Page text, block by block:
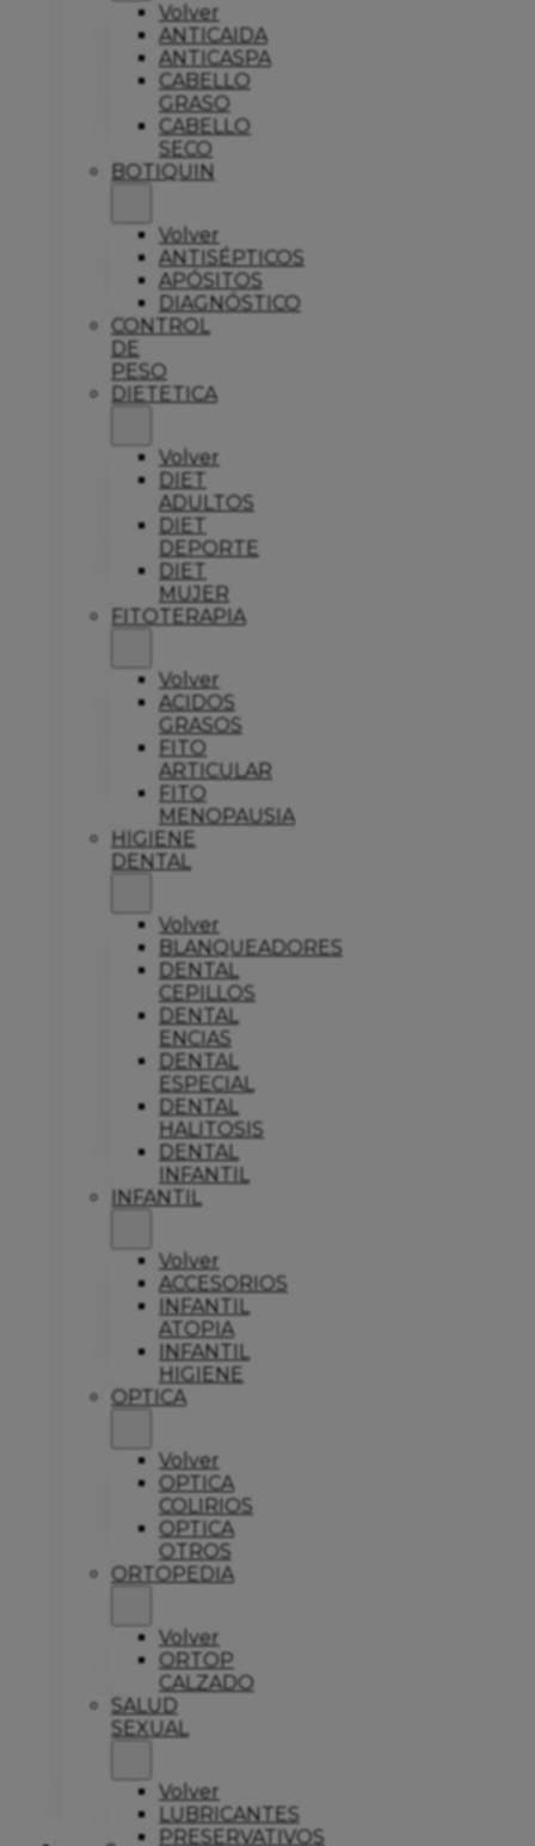
Volver
ANTICAIDA
ANTICASPA
CABELLO
GRASO
CABELLO
SECO
BOTIQUIN
Volver
ANTISÉPTICOS
APÓSITOS
DIAGNÓSTICO
CONTROL
DE
PESO
DIETETICA
Volver
DIET
ADULTOS
DIET
DEPORTE
DIET
MUJER
FITOTERAPIA
Volver
ACIDOS
GRASOS
FITO
ARTICULAR
FITO
MENOPAUSIA
HIGIENE
DENTAL
Volver
BLANQUEADORES
DENTAL
CEPILLOS
DENTAL
ENCIAS
DENTAL
ESPECIAL
DENTAL
HALITOSIS
DENTAL
INFANTIL
INFANTIL
Volver
ACCESORIOS
INFANTIL
ATOPIA
INFANTIL
HIGIENE
OPTICA
Volver
OPTICA
COLIRIOS
OPTICA
OTROS
ORTOPEDIA
Volver
ORTOP
CALZADO
SALUD
SEXUAL
Volver
LUBRICANTES
PRESERVATIVOS